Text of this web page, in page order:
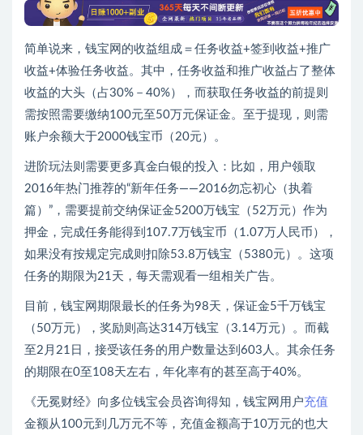
简单说来，钱宝网的收益组成＝任务收益+签到收益+推广
收益+体验任务收益。其中，任务收益和推广收益占了整体
收益的大头（占30%－40%），而获取任务收益的前提则
需按照需要缴纳100元至50万元保证金。至于提现，则需
账户余额大于2000钱宝币（20元）。
进阶玩法则需要更多真金白银的投入：比如，用户领取
2016年热门推荐的“新年任务——2016勿忘初心（执着
篇）”，需要提前交纳保证金5200万钱宝（52万元）作为
押金，完成任务能得到107.7万钱宝币（1.07万人民币），
如果没有按规定完成则扣除53.8万钱宝（5380元）。这项
任务的期限为21天，每天需观看一组相关广告。
目前，钱宝网期限最长的任务为98天，保证金5千万钱宝
（50万元），奖励则高达314万钱宝（3.14万元）。而截
至2月21日，接受该任务的用户数量达到603人。其余任务
的期限在0至108天左右，年化率有的甚至高于40%。
《无冕财经》向多位钱宝会员咨询得知，钱宝网用户充值
金额从100元到几万元不等，充值金额高于10万元的也大